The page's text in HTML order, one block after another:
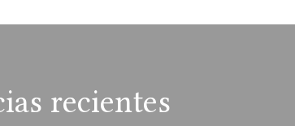
recientes